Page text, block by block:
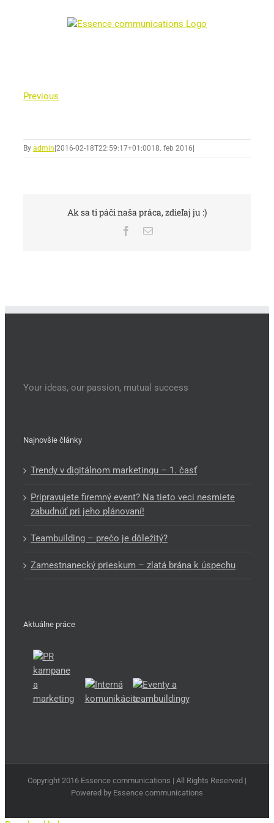
Previous
By admin 2016-02-18T22:59:17+01:0018. feb 2016
Ak sa ti páči naša práca, zdieľaj ju :)
Facebook
Email
Your ideas, our passion, mutual success
Najnovšie články
Trendy v digitálnom marketingu – 1. časť
Pripravujete firemný event? Na tieto veci nesmiete
zabudnúť pri jeho plánovaní!
Teambuilding – prečo je dôležitý?
Zamestnanecký prieskum – zlatá brána k úspechu
Aktuálne práce
Copyright 2016 Essence communications | All Rights Reserved |
Powered by Essence communications